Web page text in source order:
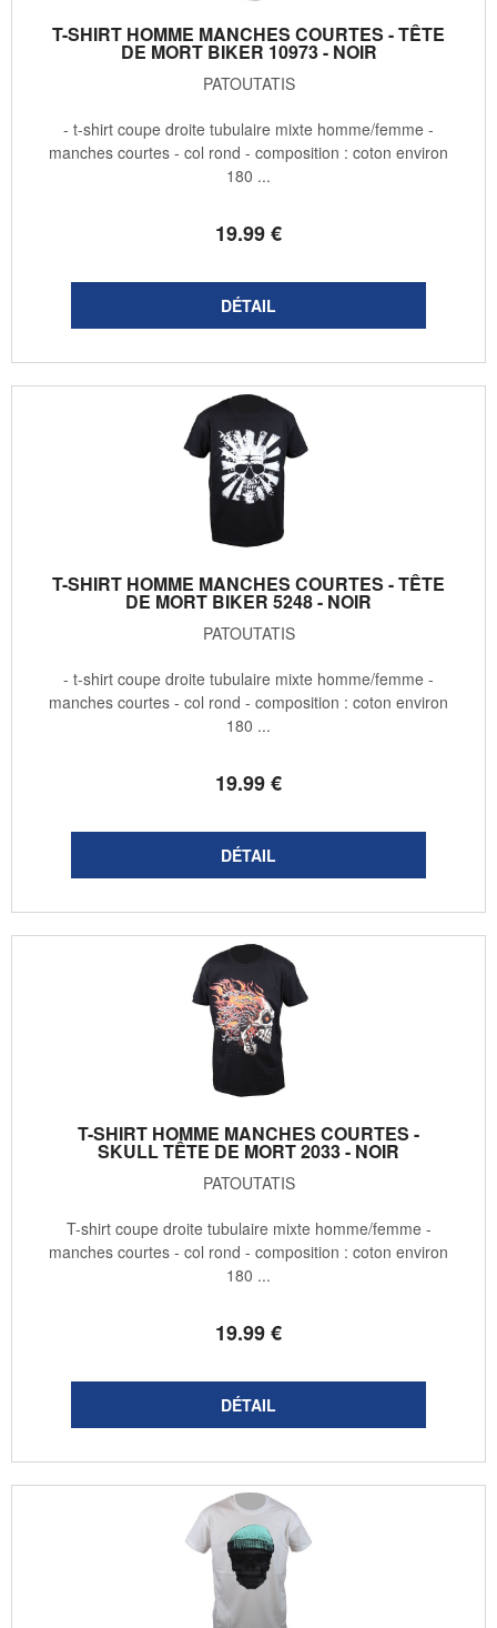
T-SHIRT HOMME MANCHES COURTES - TÊTE
DE MORT BIKER 10973 - NOIR
PATOUTATIS
19.99€
- t-shirt coupe droite tubulaire mixte homme/femme -
manches courtes - col rond - composition : coton environ
180 ...
T-SHIRT HOMME MANCHES COURTES - TÊTE
DE MORT BIKER 5248 - NOIR
PATOUTATIS
19.99€
- t-shirt coupe droite tubulaire mixte homme/femme -
manches courtes - col rond - composition : coton environ
180 ...
T-SHIRT HOMME MANCHES COURTES -
SKULL TÊTE DE MORT 2033 - NOIR
PATOUTATIS
19.99€
T-shirt coupe droite tubulaire mixte homme/femme -
manches courtes - col rond - composition : coton environ
180 ...